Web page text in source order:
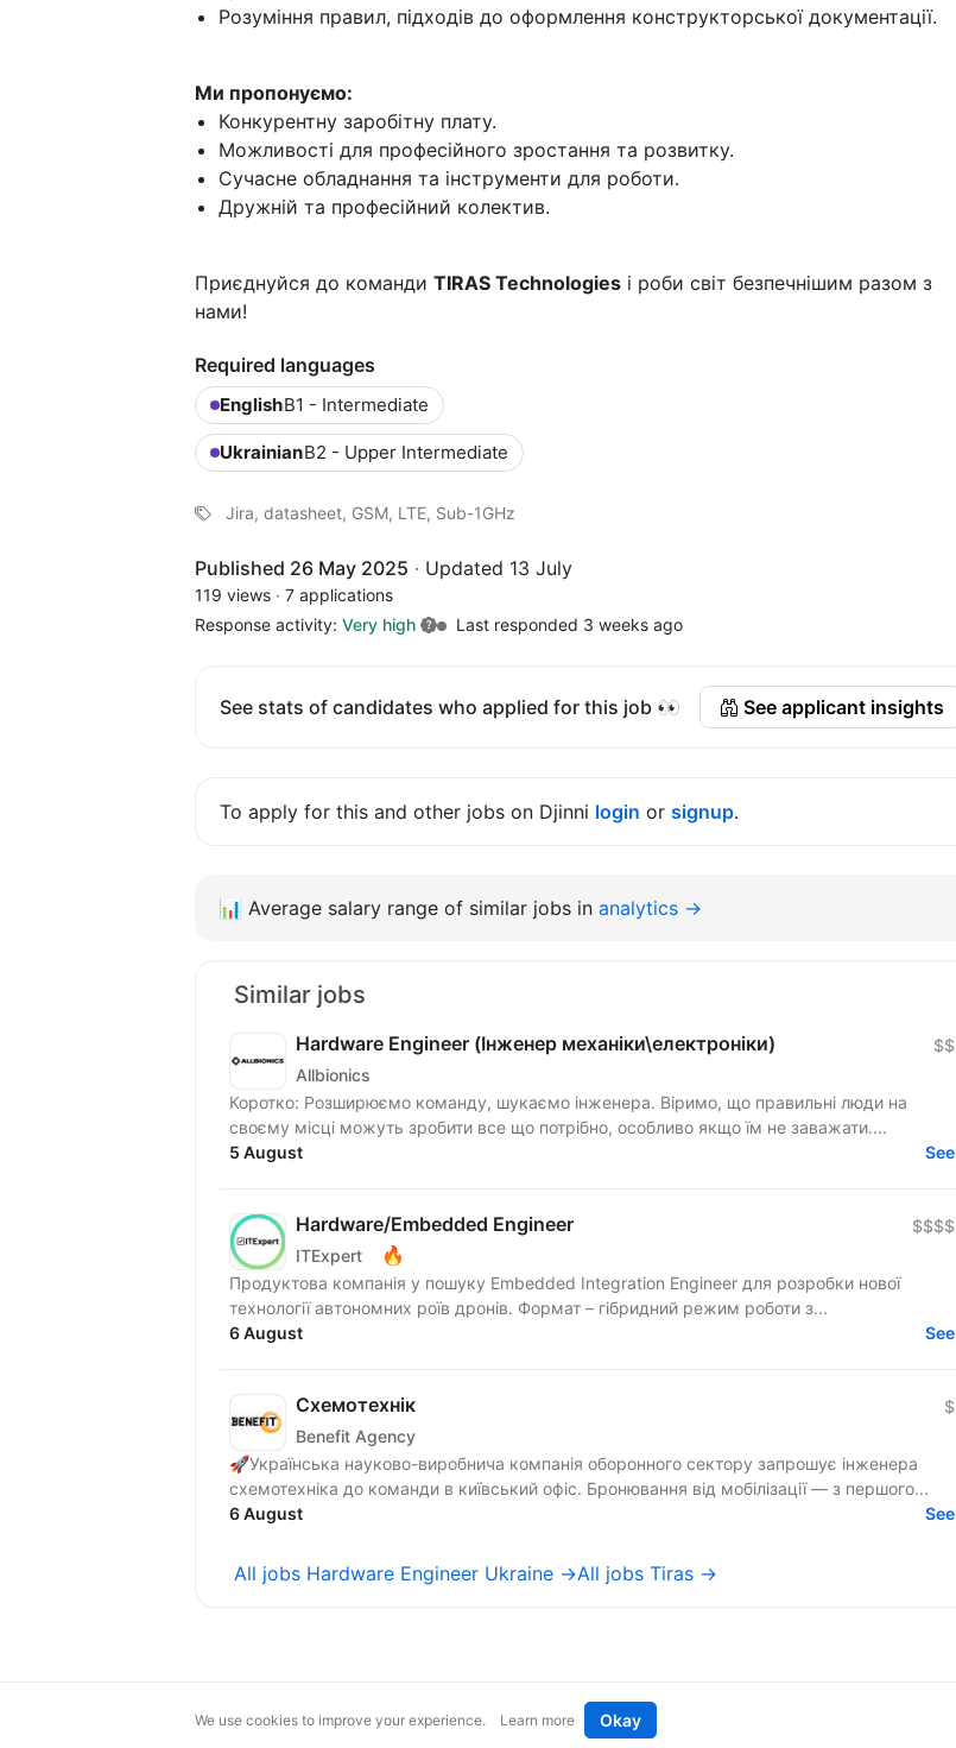
Розуміння правил, підходів до оформлення конструкторської документації.
Ми пропонуємо:
Конкурентну заробітну плату.
Можливості для професійного зростання та розвитку.
Сучасне обладнання та інструменти для роботи.
Дружній та професійний колектив.
Приєднуйся до команди TIRAS Technologies і роби світ безпечнішим разом з
нами!
Required languages
EnglishB1 - Intermediate
UkrainianB2 - Upper Intermediate
Jira, datasheet, GSM, LTE, Sub-1GHz
Published 26 May 2025 · Updated 13 July
119 views · 7 applications
Response activity: Very high Last responded 3 weeks ago
See stats of candidates who applied for this job 👀 See applicant insights
To apply for this and other jobs on Djinni login or signup.
📊 Average salary range of similar jobs in analytics →
Similar jobs
Hardware Engineer (Інженер механіки\електроніки)
Allbionics
$$
Коротко: Розширюємо команду, шукаємо інженера. Віримо, що правильні люди на
своєму місці можуть зробити все що потрібно, особливо якщо їм не заважати....
5 August
See
Hardware/Embedded Engineer
ITExpert 🔥
$$$$
Продуктова компанія у пошуку Embedded Integration Engineer для розробки нової
технології автономних роїв дронів. Формат – гібридний режим роботи з...
6 August
See
Схемотехнік
Benefit Agency
$
🚀Українська науково-виробнича компанія оборонного сектору запрошує інженера
схемотехніка до команди в київський офіс. Бронювання від мобілізації — з першого...
6 August
See
All jobs Hardware Engineer Ukraine →All jobs Tiras →
magic@djinni.co Terms of Use Suggest an idea Remote tech jobs in Europe
We use cookies to improve your experience. Learn more Okay